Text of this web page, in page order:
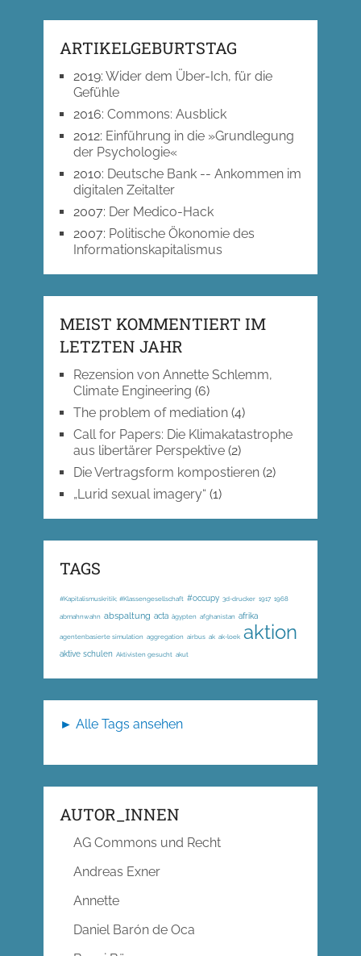
ARTIKELGEBURTSTAG
2019: Wider dem Über-Ich, für die
Gefühle
2016: Commons: Ausblick
2012: Einführung in die »Grundlegung
der Psychologie«
2010: Deutsche Bank -- Ankommen im
digitalen Zeitalter
2007: Der Medico-Hack
2007: Politische Ökonomie des
Informationskapitalismus
MEIST KOMMENTIERT IM
LETZTEN JAHR
Rezension von Annette Schlemm,
Climate Engineering (6)
The problem of mediation(4)
Call for Papers: Die Klimakatastrophe
aus libertärer Perspektive(2)
Die Vertragsform kompostieren(2)
„Lurid sexual imagery“ (1)
TAGS
#Kapitalismuskritik; #Klassengesellschaft #occupy 3d-drucker 1917 1968
abmahnwahn abspaltung acta ägypten afghanistan afrika
agentenbasierte simulation aggregation airbus ak ak-loek aktion
aktive schulen Aktivisten gesucht akut
► Alle Tags ansehen
AUTOR_INNEN
AG Commons und Recht
Andreas Exner
Annette
Daniel Barón de Oca